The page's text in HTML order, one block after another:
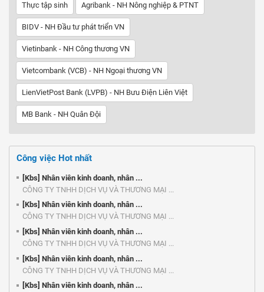
Thực tập sinh Agribank - NH Nông nghiệp & PTNT
BIDV - NH Đầu tư phát triển VN
Vietinbank - NH Công thương VN
Vietcombank (VCB) - NH Ngoại thương VN
LienVietPost Bank (LVPB) - NH Bưu Điện Liên Việt
MB Bank - NH Quân Đội
Công việc Hot nhất
[Kbs] Nhân viên kinh doanh, nhân ...
CÔNG TY TNHH DỊCH VỤ VÀ THƯƠNG MẠI ...
[Kbs] Nhân viên kinh doanh, nhân ...
CÔNG TY TNHH DỊCH VỤ VÀ THƯƠNG MẠI ...
[Kbs] Nhân viên kinh doanh, nhân ...
CÔNG TY TNHH DỊCH VỤ VÀ THƯƠNG MẠI ...
[Kbs] Nhân viên kinh doanh, nhân ...
CÔNG TY TNHH DỊCH VỤ VÀ THƯƠNG MẠI ...
[Kbs] Nhân viên kinh doanh, nhân ...